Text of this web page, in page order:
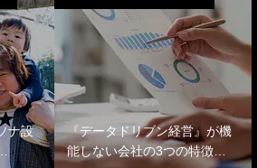
ナ設
『データドリブン経営』が機
能しない会社の3つの特徴…